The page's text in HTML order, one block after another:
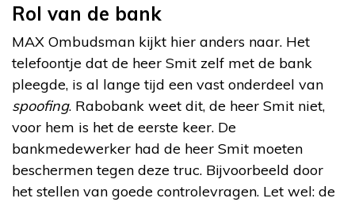
Rol van de bank
MAX Ombudsman kijkt hier anders naar. Het
telefoontje dat de heer Smit zelf met de bank
pleegde, is al lange tijd een vast onderdeel van
spoofing. Rabobank weet dit, de heer Smit niet,
voor hem is het de eerste keer. De
bankmedewerker had de heer Smit moeten
beschermen tegen deze truc. Bijvoorbeeld door
het stellen van goede controlevragen. Let wel: de